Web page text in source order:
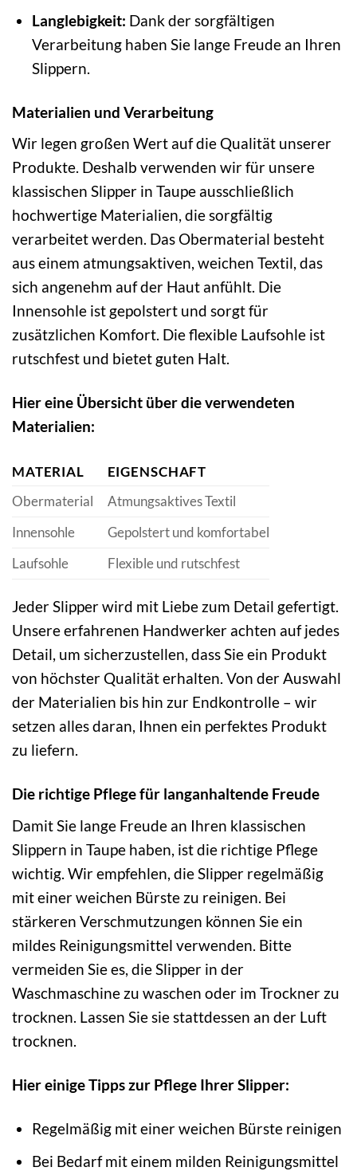
Langlebigkeit: Dank der sorgfältigen
Verarbeitung haben Sie lange Freude an Ihren
Slippern.
Materialien und Verarbeitung
Wir legen großen Wert auf die Qualität unserer
Produkte. Deshalb verwenden wir für unsere
klassischen Slipper in Taupe ausschließlich
hochwertige Materialien, die sorgfältig
verarbeitet werden. Das Obermaterial besteht
aus einem atmungsaktiven, weichen Textil, das
sich angenehm auf der Haut anfühlt. Die
Innensohle ist gepolstert und sorgt für
zusätzlichen Komfort. Die flexible Laufsohle ist
rutschfest und bietet guten Halt.
Hier eine Übersicht über die verwendeten
Materialien:
MATERIAL
EIGENSCHAFT
Obermaterial
Atmungsaktives Textil
Innensohle
Gepolstert und komfortabel
Laufsohle
Flexible und rutschfest
Jeder Slipper wird mit Liebe zum Detail gefertigt.
Unsere erfahrenen Handwerker achten auf jedes
Detail, um sicherzustellen, dass Sie ein Produkt
von höchster Qualität erhalten. Von der Auswahl
der Materialien bis hin zur Endkontrolle – wir
setzen alles daran, Ihnen ein perfektes Produkt
zu liefern.
Die richtige Pflege für langanhaltende Freude
Damit Sie lange Freude an Ihren klassischen
Slippern in Taupe haben, ist die richtige Pflege
wichtig. Wir empfehlen, die Slipper regelmäßig
mit einer weichen Bürste zu reinigen. Bei
stärkeren Verschmutzungen können Sie ein
mildes Reinigungsmittel verwenden. Bitte
vermeiden Sie es, die Slipper in der
Waschmaschine zu waschen oder im Trockner zu
trocknen. Lassen Sie sie stattdessen an der Luft
trocknen.
Hier einige Tipps zur Pflege Ihrer Slipper:
Regelmäßig mit einer weichen Bürste reinigen
Bei Bedarf mit einem milden Reinigungsmittel